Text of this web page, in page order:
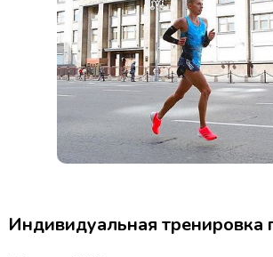
Индивидуальная тренировка